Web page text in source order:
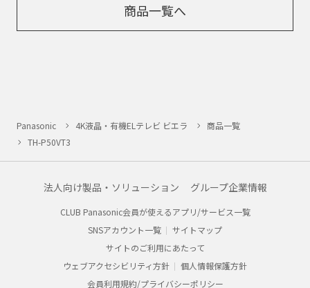
商品一覧へ
Panasonic 4K液晶・有機ELテレビ ビエラ
商品一覧
TH-P50VT3
法人向け製品・ソリューション グループ企業情報
CLUB Panasonic会員が使えるアプリ/サービス一覧
SNSアカウント一覧
サイトマップ
サイトのご利用にあたって
ウェブアクセシビリティ方針
個人情報保護方針
会員利用規約/プライバシーポリシー